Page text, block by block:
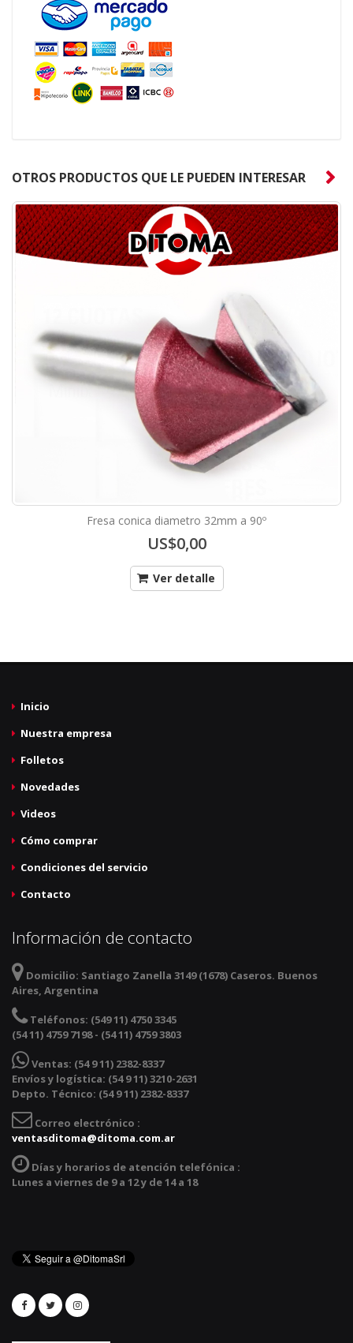
OTROS PRODUCTOS QUE LE PUEDEN INTERESAR
Fresa conica diametro 32mm a 90º
US$0,00
Ver detalle
Inicio
Nuestra empresa
Folletos
Novedades
Videos
Cómo comprar
Condiciones del servicio
Contacto
Información de contacto
Domicilio: Santiago Zanella 3149 (1678) Caseros. Buenos
Aires, Argentina
Teléfonos: (549 11) 4750 3345
(54 11) 4759 7198 - (54 11) 4759 3803
Ventas: (54 9 11) 2382-8337
Envíos y logística: (54 9 11) 3210-2631
Depto. Técnico: (54 9 11) 2382-8337
Correo electrónico :
ventasditoma@ditoma.com.ar
Días y horarios de atención telefónica :
Lunes a viernes de 9 a 12 y de 14 a 18